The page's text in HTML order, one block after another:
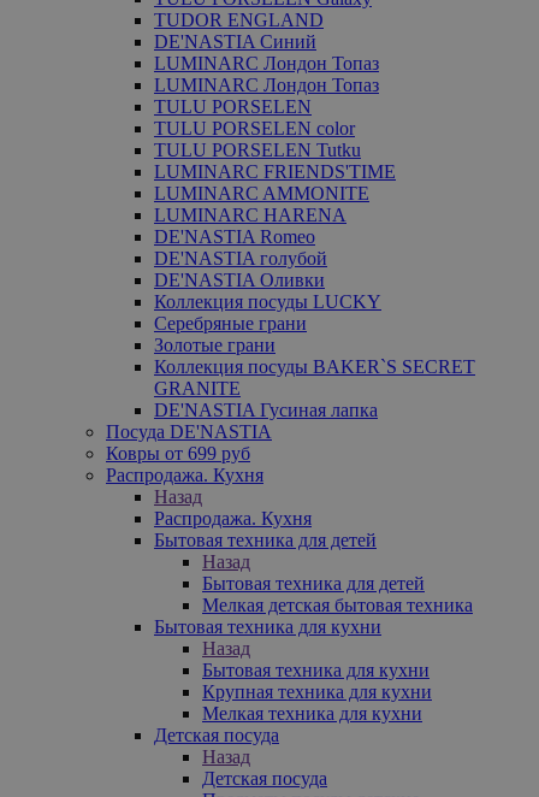
TUDOR ENGLAND
DE'NASTIA Синий
LUMINARC Лондон Топаз
LUMINARC Лондон Топаз
TULU PORSELEN
TULU PORSELEN color
TULU PORSELEN Tutku
LUMINARC FRIENDS'TIME
LUMINARC AMMONITE
LUMINARC HARENA
DE'NASTIA Romeo
DE'NASTIA голубой
DE'NASTIA Оливки
Коллекция посуды LUCKY
Серебряные грани
Золотые грани
Коллекция посуды BAKER`S SECRET
GRANITE
DE'NASTIA Гусиная лапка
Посуда DE'NASTIA
Ковры от 699 руб
Распродажа. Кухня
Назад
Распродажа. Кухня
Бытовая техника для детей
Назад
Бытовая техника для детей
Мелкая детская бытовая техника
Бытовая техника для кухни
Назад
Бытовая техника для кухни
Крупная техника для кухни
Мелкая техника для кухни
Детская посуда
Назад
Детская посуда